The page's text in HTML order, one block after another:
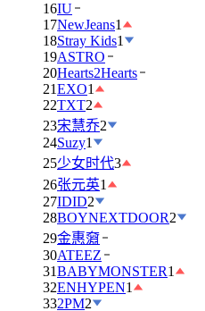
16IU
17NewJeans1
18Stray Kids1
19ASTRO
20Hearts2Hearts
21EXO1
22TXT2
23宋慧乔2
24Suzy1
25少女时代3
26张元英1
27IDID2
28BOYNEXTDOOR2
29金惠奫
30ATEEZ
31BABYMONSTER1
32ENHYPEN1
332PM2